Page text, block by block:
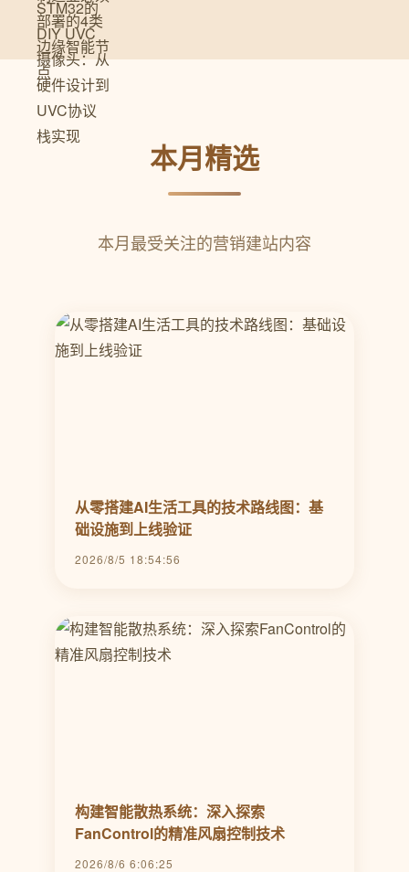
本月精选
本月最受关注的营销建站内容
从零搭建AI生活工具的技术路线图：基
础设施到上线验证
2026/8/5 18:54:56
构建智能散热系统：深入探索
FanControl的精准风扇控制技术
2026/8/6 6:06:25